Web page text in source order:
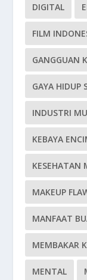
DIGITAL
FILM
GANGGUAN
GAYA HIDUP
INDUSTRI
KEBAYA
KESEHATAN
MAKEUP
MANFAAT
MEMBAKAR
MENTAL